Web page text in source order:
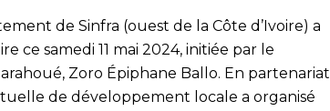
de Sinfra (ouest de la Côte d’Ivoire) a
ce samedi 11 mai 2024, initiée par le
Zoro Épiphane Ballo. En partenariat
de développement locale a organisé